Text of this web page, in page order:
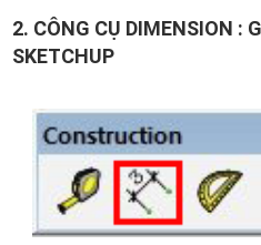
2. CÔNG CỤ DIMENSION :
SKETCHUP